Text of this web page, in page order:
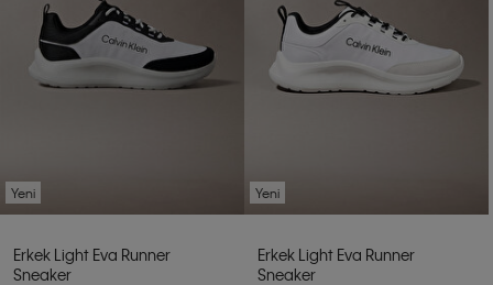
Yeni
Erkek Light Eva Runner
Sneaker
Yeni
Erkek Light Eva Runner
Sneaker